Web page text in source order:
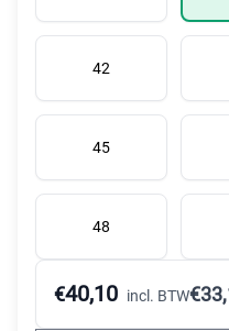
42
45
48
€40,10 incl. BTW€